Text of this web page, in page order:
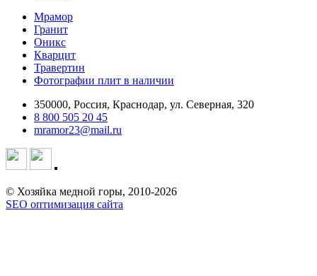
Мрамор
Гранит
Оникс
Кварцит
Травертин
Фотографии плит в наличии
350000, Россия, Краснодар, ул. Северная, 320
8 800 505 20 45
mramor23@mail.ru
© Хозяйка медной горы, 2010-2026
SEO оптимизация сайта